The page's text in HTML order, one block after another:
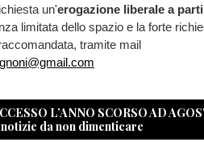
un'erogazione liberale a
limitata dello spazio e la forte
tramite mail
L’ANNO SCORSO AD
da non dimenticare